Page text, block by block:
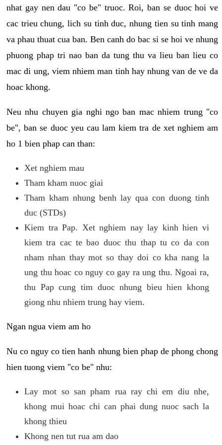
nhat gay nen dau "co be" truoc. Roi, ban se duoc hoi ve
cac trieu chung, lich su tinh duc, nhung tien su tinh mang
va phau thuat cua ban. Ben canh do bac si se hoi ve nhung
phuong phap tri nao ban da tung thu va lieu ban lieu co
mac di ung, viem nhiem man tinh hay nhung van de ve da
hoac khong.
Neu nhu chuyen gia nghi ngo ban mac nhiem trung "co
be", ban se duoc yeu cau lam kiem tra de xet nghiem am
ho 1 bien phap can than:
Xet nghiem mau
Tham kham nuoc giai
Tham kham nhung benh lay qua con duong tinh
duc (STDs)
Kiem tra Pap. Xet nghiem nay lay kinh hien vi
kiem tra cac te bao duoc thu thap tu co da con
nham nhan thay mot so thay doi co kha nang la
ung thu hoac co nguy co gay ra ung thu. Ngoai ra,
thu Pap cung tim duoc nhung bieu hien khong
giong nhu nhiem trung hay viem.
Ngan ngua viem am ho
Nu co nguy co tien hanh nhung bien phap de phong chong
hien tuong viem "co be" nhu:
Lay mot so san pham rua ray chi em diu nhe,
khong mui hoac chi can phai dung nuoc sach la
khong thieu
Khong nen tut rua am dao